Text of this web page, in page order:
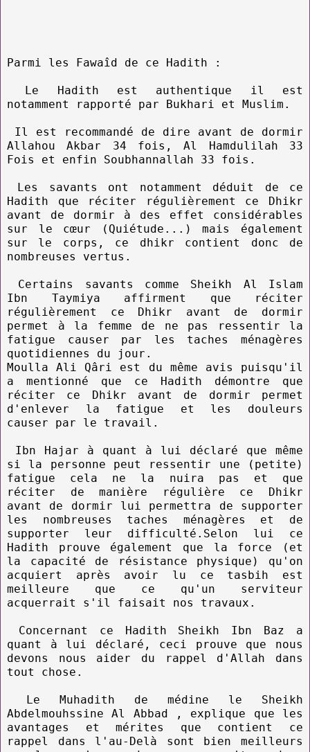
Parmi les Fawaîd de ce Hadith :
Le Hadith est authentique il est
notamment rapporté par Bukhari et Muslim.
Il est recommandé de dire avant de dormir
Allahou Akbar 34 fois, Al Hamdulilah 33
Fois et enfin Soubhannallah 33 fois.
Les savants ont notamment déduit de ce
Hadith que réciter régulièrement ce Dhikr
avant de dormir à des effet considérables
sur le cœur (Quiétude...) mais également
sur le corps, ce dhikr contient donc de
nombreuses vertus.
Certains savants comme Sheikh Al Islam
Ibn Taymiya affirment que réciter
régulièrement ce Dhikr avant de dormir
permet à la femme de ne pas ressentir la
fatigue causer par les taches ménagères
quotidiennes du jour.
Moulla Ali Qâri est du même avis puisqu'il
a mentionné que ce Hadith démontre que
réciter ce Dhikr avant de dormir permet
d'enlever la fatigue et les douleurs
causer par le travail.
Ibn Hajar à quant à lui déclaré que même
si la personne peut ressentir une (petite)
fatigue cela ne la nuira pas et que
réciter de manière régulière ce Dhikr
avant de dormir lui permettra de supporter
les nombreuses taches ménagères et de
supporter leur difficulté.Selon lui ce
Hadith prouve également que la force (et
la capacité de résistance physique) qu'on
acquiert après avoir lu ce tasbih est
meilleure que ce qu'un serviteur
acquerrait s'il faisait nos travaux.
Concernant ce Hadith Sheikh Ibn Baz a
quant à lui déclaré, ceci prouve que nous
devons nous aider du rappel d'Allah dans
tout chose.
Le Muhadith de médine le Sheikh
Abdelmouhssine Al Abbad , explique que les
avantages et mérites que contient ce
rappel dans l'au-Delà sont bien meilleurs